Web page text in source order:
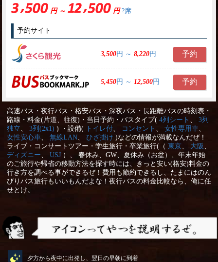
円 ～ 円?席
予約サイト
3,500円 ～8,220円 予約
5,450円 ～ 12,500円 予約
高速バス・夜行バス・格安バス・深夜バス・長距離バスの時刻表・
路線・料金(片道、往復)・当日予約・バスタイプ( 4列シート
3列
独立
3列(2x1) ) ・設備( トイレ付 コンセント 女性専用車
女性安心車
無線LAN ひざ掛け )などの情報が満載なんだぜ！
ライブ・コンサートツアー・学生旅行・卒業旅行(（ 東京 大阪
ディズニー
USJ ）、 春休み、GW、夏休み（お盆）、年末年始
のご旅行や帰省の移動方法を探す時には、きっと安い(格安)料金の
行き方を調べる事ができるぜ！費用も節約できるし、たまにはのん
びりバス旅行もいいもんだよな！夜行バスの料金比較なら、俺に任
せとけ。
夕方から夜中に出発し、翌日の早朝に到着